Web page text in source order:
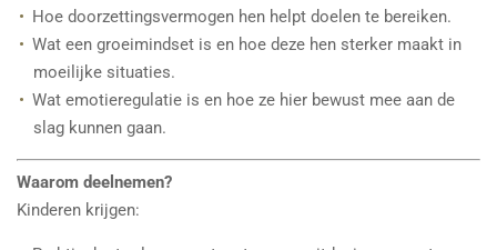
Hoe doorzettingsvermogen hen helpt doelen te bereiken.
Wat een groeimindset is en hoe deze hen sterker maakt in
moeilijke situaties.
Wat emotieregulatie is en hoe ze hier bewust mee aan de
slag kunnen gaan.
Waarom deelnemen?
Kinderen krijgen: